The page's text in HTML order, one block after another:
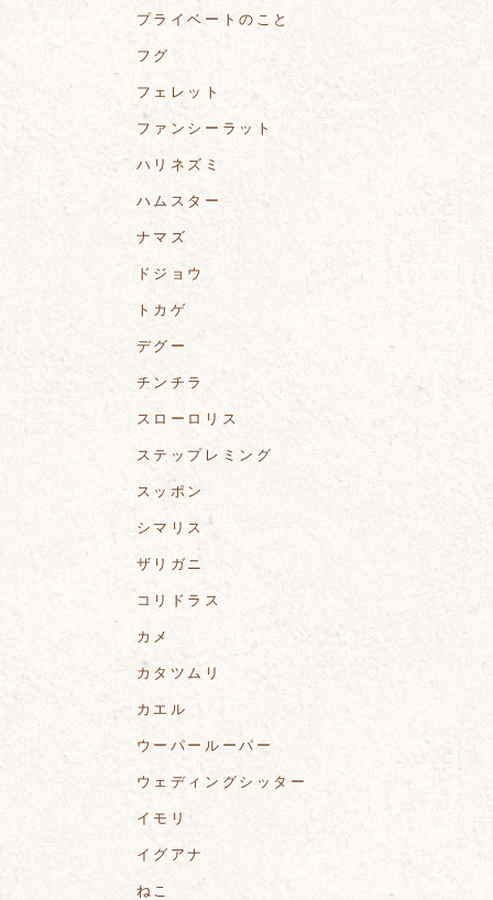
プライベートのこと
フグ
フェレット
ファンシーラット
ハリネズミ
ハムスター
ナマズ
ドジョウ
トカゲ
デグー
チンチラ
スローロリス
ステップレミング
スッポン
シマリス
ザリガニ
コリドラス
カメ
カタツムリ
カエル
ウーパールーパー
ウェディングシッター
イモリ
イグアナ
ねこ